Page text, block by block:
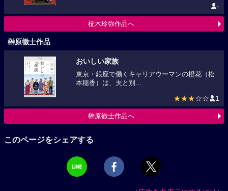
-
柾木玲弥作品へ
榊原徹士作品
おいしい家族
東京・銀座で働くキャリアウーマンの橙花（松
本穂香）は、夫と別...
★★★☆☆ 1
榊原徹士作品へ
このページをシェアする